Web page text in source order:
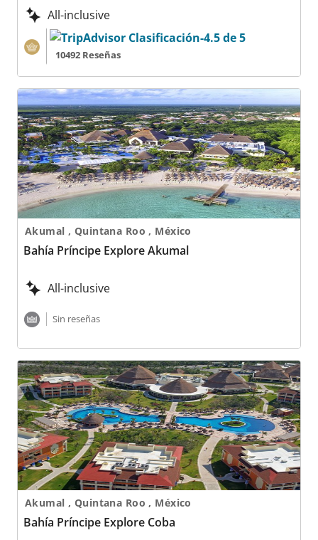
All-inclusive
10492 Reseñas
Bahía Príncipe Explore Akumal
Akumal , Quintana Roo , México
Bahía Príncipe Explore Akumal
All-inclusive
Sin reseñas
Bahía Príncipe Explore Coba
Akumal , Quintana Roo , México
Bahía Príncipe Explore Coba